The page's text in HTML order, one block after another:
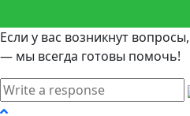
Если у вас возникнут
— мы всегда готовы помочь!